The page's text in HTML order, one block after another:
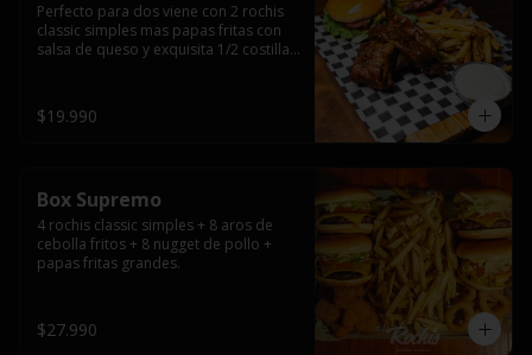
Perfecto para dos viene con 2 rochis
classic simples mas papas fritas con
salsa de queso y exquisita 1/2 costilla
$19.990
Box Supremo
4 rochis classic simples + 8 aros de
cebolla fritos + 8 nugget de pollo +
papas fritas grandes.
$27.990